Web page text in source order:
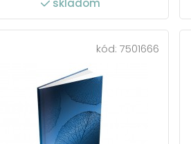
skladom
kód: 7501666